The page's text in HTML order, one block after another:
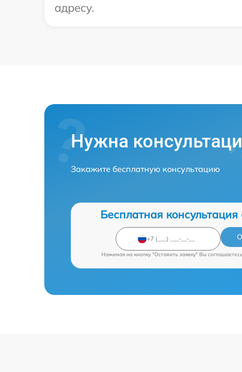
адресу.
Нужна
Закажите бесплатную консультацию
Бесплатная
Нажимая на кнопку "Оставить заявку" Вы